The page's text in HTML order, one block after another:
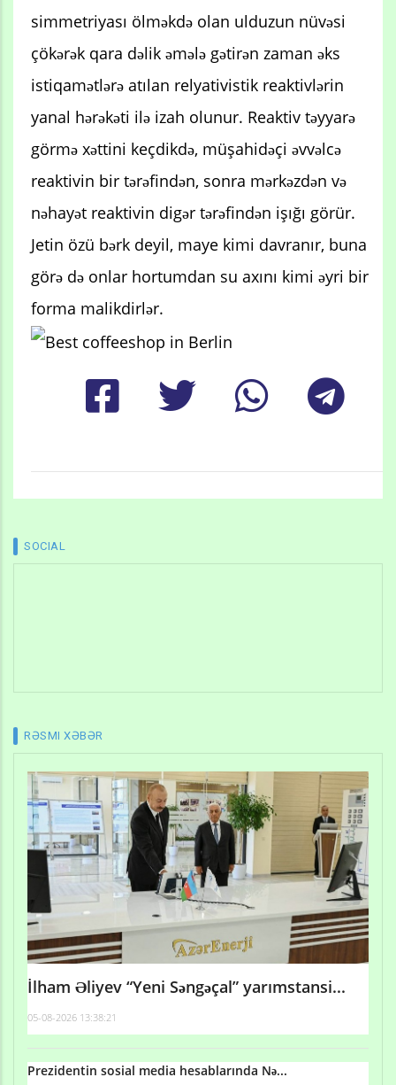
simmetriyası ölməkdə olan ulduzun nüvəsi
çökərək qara dəlik əmələ gətirən zaman əks
istiqamətlərə atılan relyativistik reaktivlərin
yanal hərəkəti ilə izah olunur. Reaktiv təyyarə
görmə xəttini keçdikdə, müşahidəçi əvvəlcə
reaktivin bir tərəfindən, sonra mərkəzdən və
nəhayət reaktivin digər tərəfindən işığı görür.
Jetin özü bərk deyil, maye kimi davranır, buna
görə də onlar hortumdan su axını kimi əyri bir
forma malikdirlər.
SOCIAL
RƏSMI XƏBƏR
İlham Əliyev “Yeni Səngəçal” yarımstansi...
05-08-2026 13:38:21
Prezidentin sosial media hesablarında Nə...